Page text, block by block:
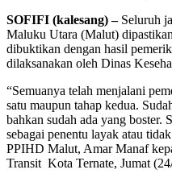
SOFIFI (kalesang) –Seluruh
Maluku Utara (Malut)
dibuktikan dengan hasil
dilaksanakan oleh Dinas
“Semuanya telah menjalani
satu maupun tahap kedua.
bahkan sudah ada yang boster.
sebagai penentu layak atau
PPIHD Malut, Amar Manaf
Transit Kota Ternate, Jumat